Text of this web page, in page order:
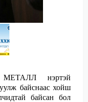
МЕТАЛЛ нэртэй
байснаас хойш
байсан бол